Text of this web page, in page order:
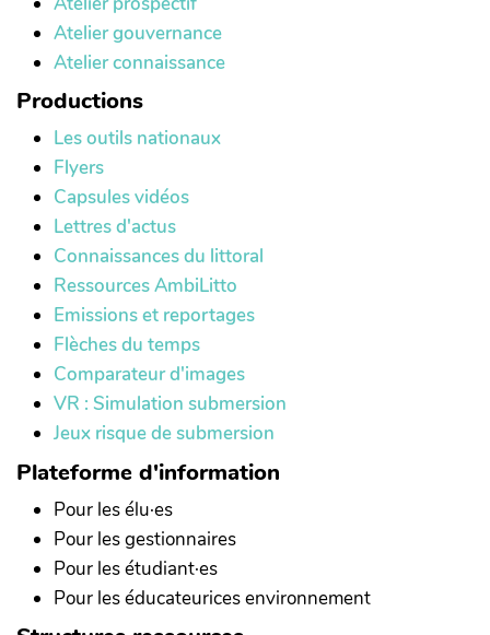
Atelier gouvernance
Atelier connaissance
Productions
Les outils nationaux
Flyers
Capsules vidéos
Lettres d'actus
Connaissances du littoral
Ressources AmbiLitto
Emissions et reportages
Flèches du temps
Comparateur d'images
VR : Simulation submersion
Jeux risque de submersion
Plateforme d'information
Pour les élu·es
Pour les gestionnaires
Pour les étudiant·es
Pour les éducateurices environnement